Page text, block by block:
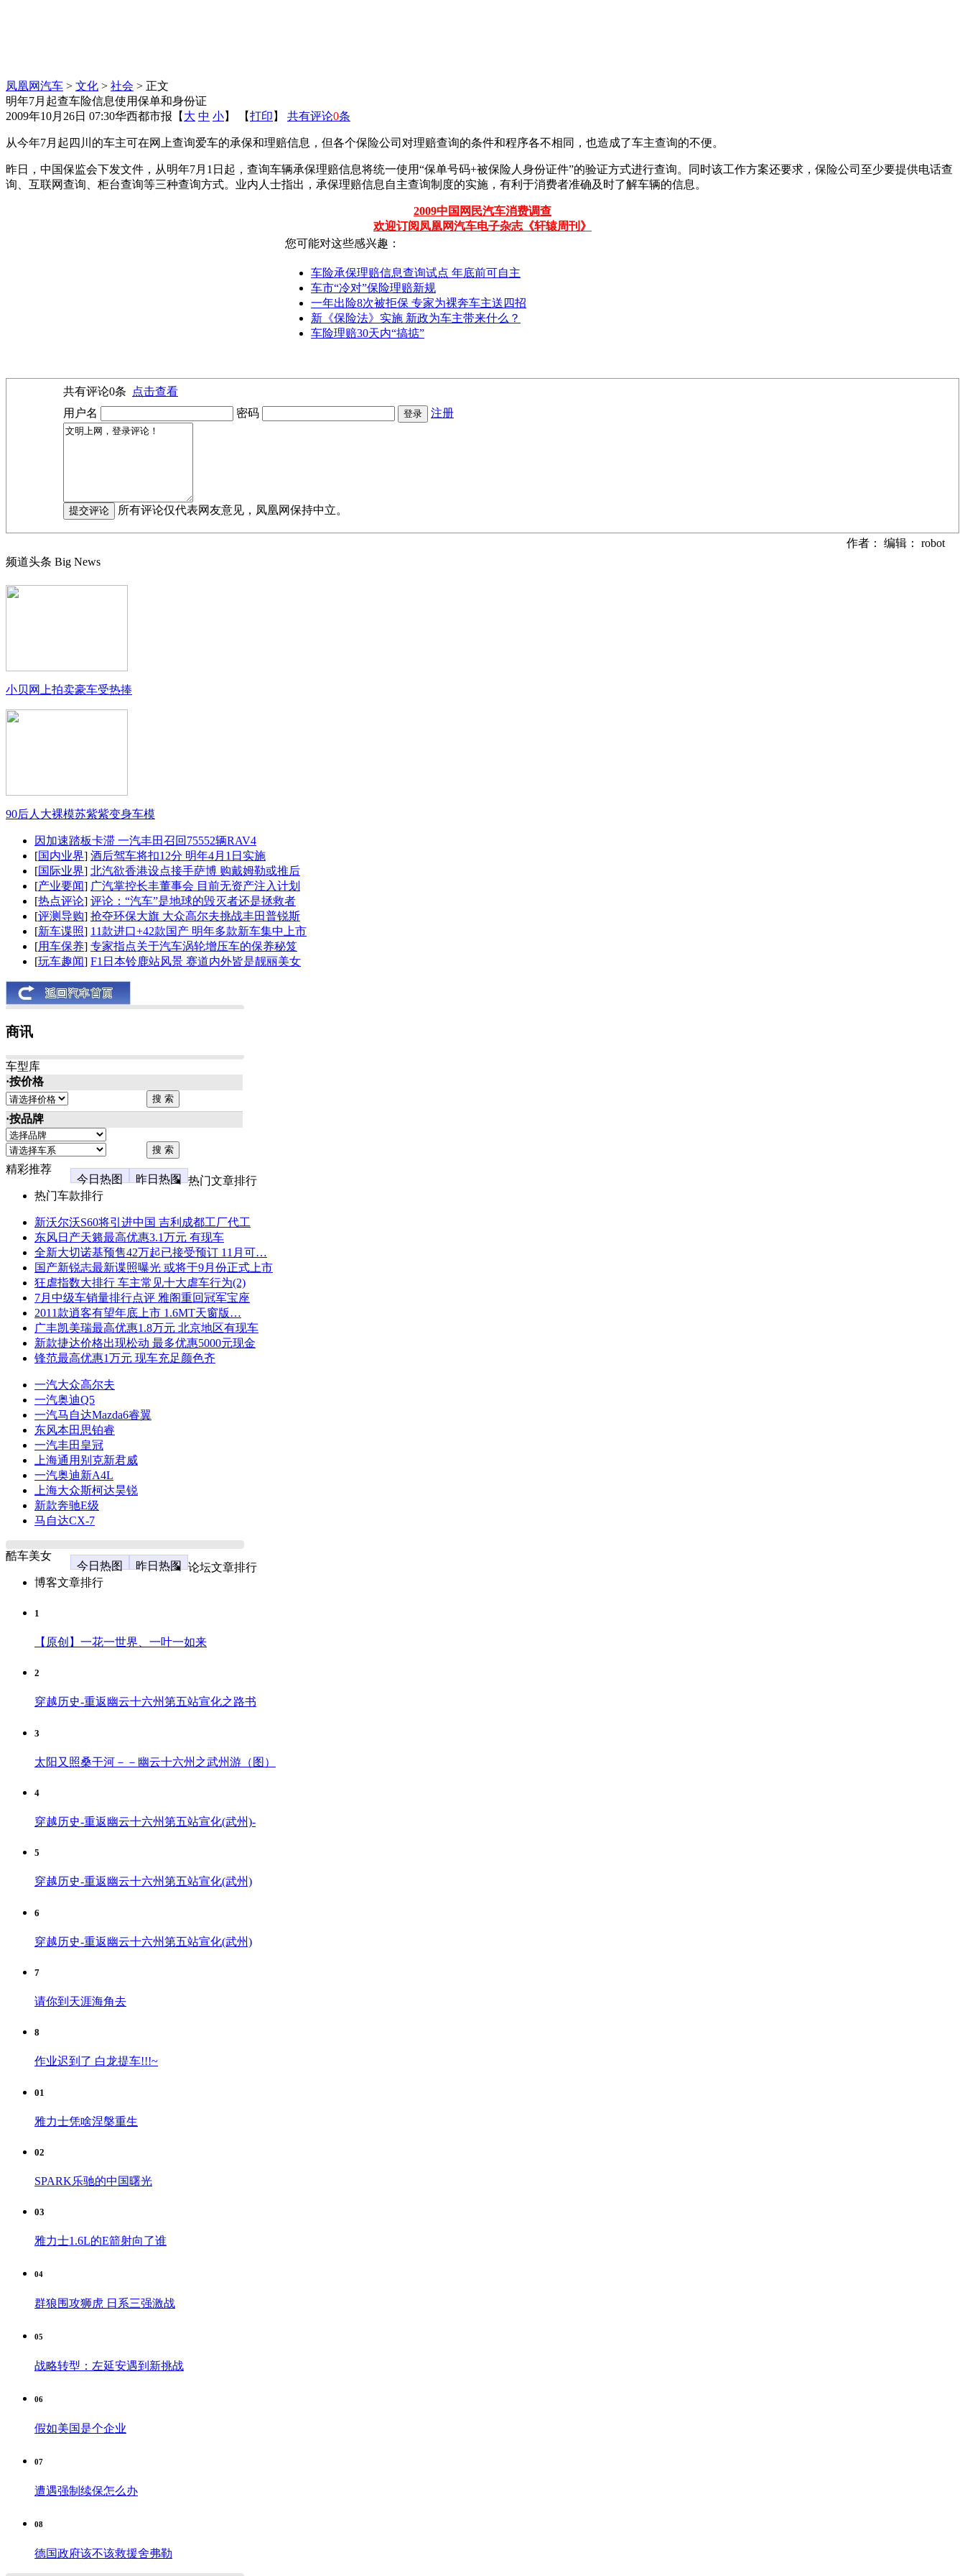
凤凰网汽车 > 文化 > 社会 > 正文
明年7月起查车险信息使用保单和身份证
2009年10月26日 07:30华西都市报 【 大 中 小】 【打印 】 共有评论0条
从今年7月起四川的车主可在网上查询爱车的承保和理赔信息，但各个保险公司对理赔查询的条件和程序各不相同，也造成了车主查询的不便。
昨日，中国保监会下发文件，从明年7月1日起，查询车辆承保理赔信息将统一使用“保单号码+被保险人身份证件”的验证方式进行查询。同时该工作方案还要求，保险公司至少要提供电话查
询、互联网查询、柜台查询等三种查询方式。业内人士指出，承保理赔信息自主查询制度的实施，有利于消费者准确及时了解车辆的信息。
2009中国网民汽车消费调查
欢迎订阅凤凰网汽车电子杂志《轩辕周刊》
您可能对这些感兴趣：
车险承保理赔信息查询试点 年底前可自主
车市“冷对”保险理赔新规
一年出险8次被拒保 专家为裸奔车主送四招
新《保险法》实施 新政为车主带来什么？
车险理赔30天内“搞掂”
共有评论0条
点击查看
用户名
密码 注册
所有评论仅代表网友意见，凤凰网保持中立。
作者： 编辑： robot
频道头条 Big News
小贝网上拍卖豪车受热捧
90后人大裸模苏紫紫变身车模
因加速踏板卡滞 一汽丰田召回75552辆RAV4
[国内业界] 酒后驾车将扣12分 明年4月1日实施
[国际业界] 北汽欲香港设点接手萨博 购戴姆勒或推后
[产业要闻] 广汽掌控长丰董事会 目前无资产注入计划
[热点评论] 评论：“汽车”是地球的毁灭者还是拯救者
[评测导购] 抢夺环保大旗 大众高尔夫挑战丰田普锐斯
[新车谍照] 11款进口+42款国产 明年多款新车集中上市
[用车保养] 专家指点关于汽车涡轮增压车的保养秘笈
[玩车趣闻] F1日本铃鹿站风景 赛道内外皆是靓丽美女
商讯
车型库
·按价格
·按品牌
精彩推荐
今日热图
昨日热图
热门文章排行
热门车款排行
新沃尔沃S60将引进中国 吉利成都工厂代工
东风日产天籁最高优惠3.1万元 有现车
全新大切诺基预售42万起已接受预订 11月可…
国产新锐志最新谍照曝光 或将于9月份正式上市
狂虐指数大排行 车主常见十大虐车行为(2)
7月中级车销量排行点评 雅阁重回冠军宝座
2011款逍客有望年底上市 1.6MT天窗版…
广丰凯美瑞最高优惠1.8万元 北京地区有现车
新款捷达价格出现松动 最多优惠5000元现金
锋范最高优惠1万元 现车充足颜色齐
一汽大众高尔夫
一汽奥迪Q5
一汽马自达Mazda6睿翼
东风本田思铂睿
一汽丰田皇冠
上海通用别克新君威
一汽奥迪新A4L
上海大众斯柯达昊锐
新款奔驰E级
马自达CX-7
酷车美女
今日热图
昨日热图
论坛文章排行
博客文章排行
1
【原创】一花一世界、一叶一如来
2
穿越历史-重返幽云十六州第五站宣化之路书
3
太阳又照桑干河－－幽云十六州之武州游（图）
4
穿越历史-重返幽云十六州第五站宣化(武州)-
5
穿越历史-重返幽云十六州第五站宣化(武州)
6
穿越历史-重返幽云十六州第五站宣化(武州)
7
请你到天涯海角去
8
作业迟到了 白龙提车!!!~
01
雅力士凭啥涅槃重生
02
SPARK乐驰的中国曙光
03
雅力士1.6L的E箭射向了谁
04
群狼围攻狮虎 日系三强激战
05
战略转型：左延安遇到新挑战
06
假如美国是个企业
07
遭遇强制续保怎么办
08
德国政府该不该救援舍弗勒